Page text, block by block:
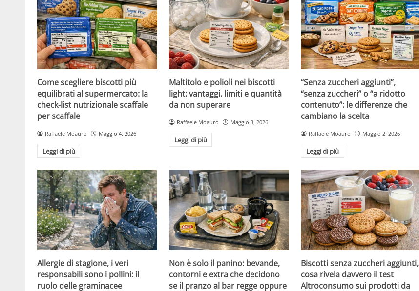
Come scegliere biscotti più
equilibrati al supermercato: la
check-list nutrizionale scaffale
per scaffale
Raffaele Moauro Maggio 4, 2026
Leggi di più
Maltitolo e polioli nei biscotti
light: vantaggi, limiti e quantità
da non superare
Raffaele Moauro Maggio 3, 2026
Leggi di più
“Senza zuccheri aggiunti”,
“senza zuccheri” o “a ridotto
contenuto”: le differenze che
cambiano la scelta
Raffaele Moauro Maggio 2, 2026
Leggi di più
Allergie di stagione, i veri
responsabili sono i pollini: il
ruolo delle graminacee
Non è solo il panino: bevande,
contorni e extra che decidono
se il pranzo al bar regge oppure
Biscotti senza zuccheri aggiunti,
cosa rivela davvero il test
Altroconsumo sui prodotti da